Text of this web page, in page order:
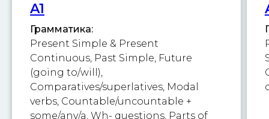
A1
Грамматика:
Present Simple & Present
Continuous, Past Simple, Future
(going to/will),
Comparatives/superlatives, Modal
verbs, Countable/uncountable +
some/any/a, Wh- questions, Parts of